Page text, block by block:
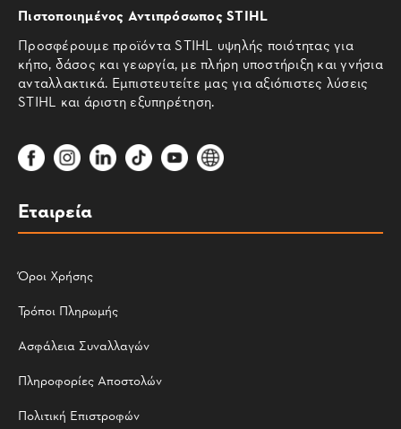
Πιστοποιημένος Αντιπρόσωπος STIHL
Προσφέρουμε προϊόντα STIHL υψηλής ποιότητας για
κήπο, δάσος και γεωργία, με πλήρη υποστήριξη και γνήσια
ανταλλακτικά. Εμπιστευτείτε μας για αξιόπιστες λύσεις
STIHL και άριστη εξυπηρέτηση.
Εταιρεία
Όροι Χρήσης
Τρόποι Πληρωμής
Ασφάλεια Συναλλαγών
Πληροφορίες Αποστολών
Πολιτική Επιστροφών